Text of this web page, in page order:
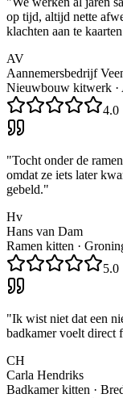
op tijd, altijd nette
klachten aan te
AV
Aannemersbedrijf
Nieuwbouw kitwerk ·
4.0
"Tocht onder de
omdat ze iets later
gebeld."
Hv
Hans van Dam
Ramen kitten ·
5.0
"Ik wist niet dat een
badkamer voelt direct
CH
Carla Hendriks
Badkamer kitten ·